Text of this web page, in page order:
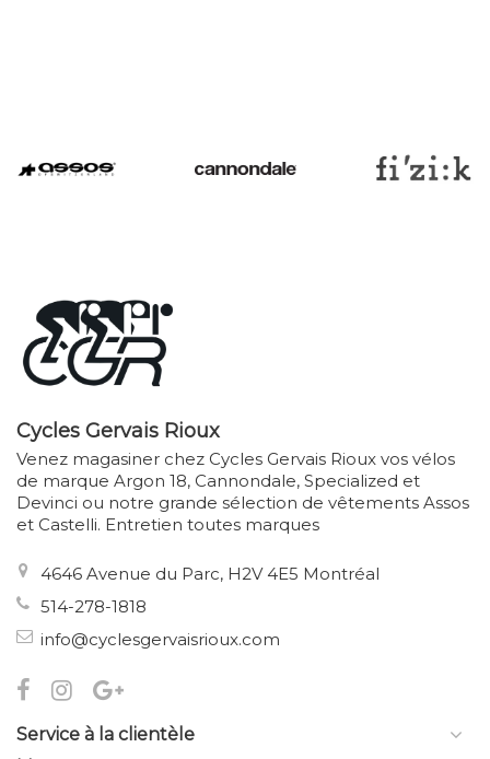
Cycles Gervais Rioux
Venez magasiner chez Cycles Gervais Rioux vos vélos
de marque Argon 18, Cannondale, Specialized et
Devinci ou notre grande sélection de vêtements Assos
et Castelli. Entretien toutes marques
4646 Avenue du Parc, H2V 4E5 Montréal
514-278-1818
info@cyclesgervaisrioux.com
Service à la clientèle